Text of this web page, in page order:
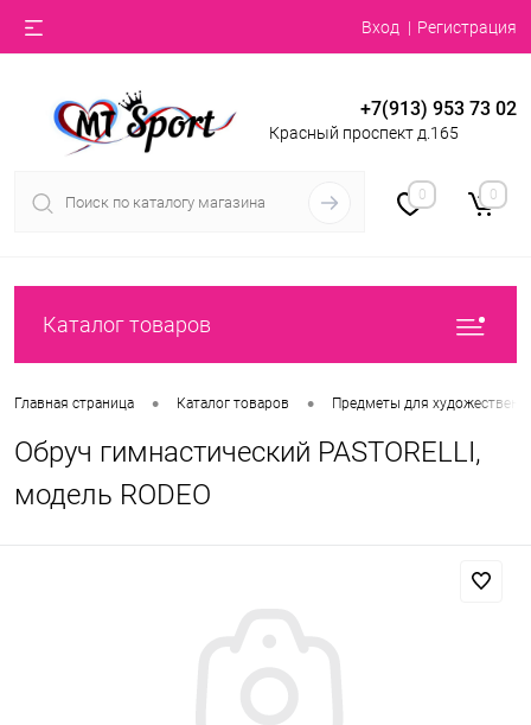
Вход Регистрация
+7(913) 953 73 02
Красный проспект д.165
0 0
Каталог товаров
Главная страница • Каталог товаров • Предметы для
Обруч гимнастический PASTORELLI,
модель RODEO